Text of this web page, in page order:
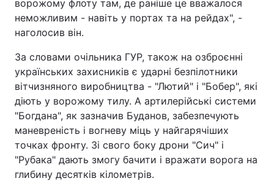
ворожому флоту там, де раніше це вважалося
неможливим - навіть у портах та на рейдах", -
наголосив він.
За словами очільника ГУР, також на озброєнні
українських захисників є ударні безпілотники
вітчизняного виробництва - "Лютий" і "Бобер", які
діють у ворожому тилу. А артилерійські системи
"Богдана", як зазначив Буданов, забезпечують
маневреність і вогневу міць у найгарячіших
точках фронту. Зі свого боку дрони "Сич" і
"Рубака" дають змогу бачити і вражати ворога на
глибину десятків кілометрів.